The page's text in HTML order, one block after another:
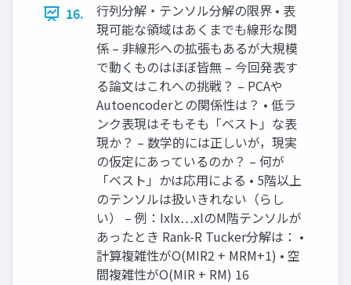
16.
行列分解・テンソル分解の限界 • 表
現可能な領域はあくまでも線形な関
係 – 非線形への拡張もあるが大規模
で動くものはほぼ皆無 – 今回発表す
る論文はこれへの挑戦？ – PCAや
Autoencoderとの関係性は？ • 低ラ
ンク表現はそもそも「ベスト」な表
現か？ – 数学的には正しいが，現実
の仮定にあっているのか？ – 何が
「ベスト」かは応用による • 5階以上
のテンソルは扱いきれない（らし
い） – 例：IxIx…xIのM階テンソルが
あったとき Rank-R Tucker分解は： •
計算複雑性がO(MIR2 + MRM+1) • 空
間複雑性がO(MIR + RM) 16